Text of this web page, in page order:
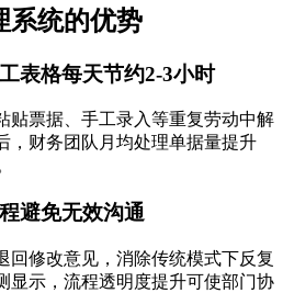
系统的优势
表格每天节约2-3小时
贴票据、手工录入等重复劳动中解
，财务团队月均处理单据量提升
避免无效沟通
回修改意见，消除传统模式下反复
显示，流程透明度提升可使部门协